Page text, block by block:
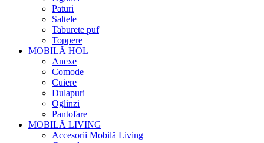
Paturi
Saltele
Taburete puf
Toppere
MOBILĂ HOL
Anexe
Comode
Cuiere
Dulapuri
Oglinzi
Pantofare
MOBILĂ LIVING
Accesorii Mobilă Living